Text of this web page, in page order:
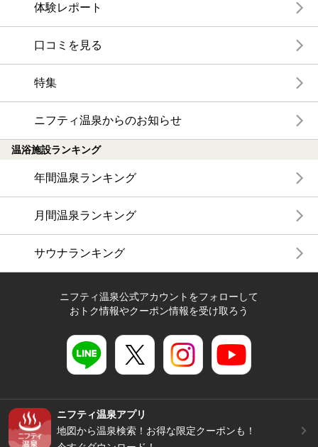
体験レポート
口コミを見る
特集
ニフティ温泉からのお知らせ
温浴施設ランキング
年間温泉ランキング
月間温泉ランキング
サウナランキング
ニフティ温泉公式アカウントをフォローして
おトク情報やクーポン情報を受け取ろう
ニフティ温泉アプリ
地図から温泉検索！お得な限定クーポンも！